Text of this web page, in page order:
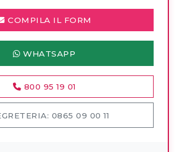
COMPILA IL FORM
WHATSAPP
800 95 19 01
0865 09 00 11